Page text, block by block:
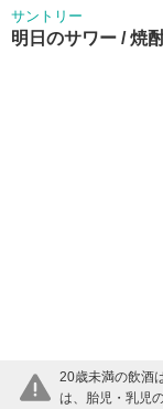
サントリー
明日のサワー /焼
20歳未満の飲酒
は、胎児・乳児